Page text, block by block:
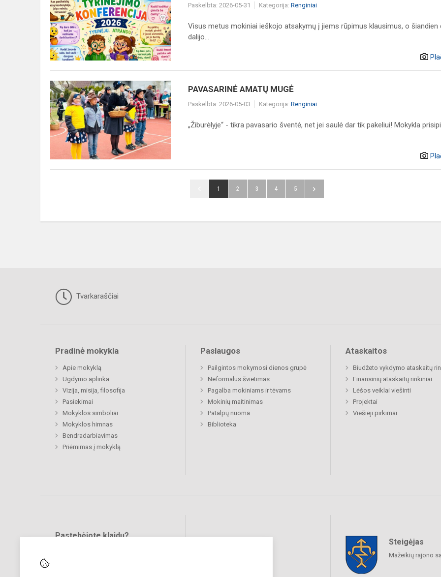
KONFERENCIJA
2026
Paskelbta: 2026-05-31 Kategorija: Renginiai
Visus metus mokiniai ieškojo atsakymų į jiems rūpimus klausimus, o šiandien
dalijo...
PAVASARINĖ
AMATŲ
MUGĖ
PAVASARINĖ AMATŲ MUGĖ
Paskelbta: 2026-05-03 Kategorija: Renginiai
„Žiburėlyje“ - tikra pavasario šventė, net jei saulė dar tik pakeliui! Mokykla
1 2 3 4 5
Tvarkaraščiai
Pradinė mokykla
Apie mokyklą
Ugdymo aplinka
Vizija, misija, filosofija
Pasiekimai
Mokyklos simboliai
Mokyklos himnas
Bendradarbiavimas
Priėmimas į mokyklą
Paslaugos
Pailgintos mokymosi dienos grupė
Neformalus švietimas
Pagalba mokiniams ir tėvams
Mokinių maitinimas
Patalpų nuoma
Biblioteka
Ataskaitos
Biudžeto vykdymo ataskaitų
Finansinių ataskaitų rinkiniai
Lėšos veiklai viešinti
Projektai
Viešieji pirkimai
Pastebėjote klaidų?
Steigėjas
Mažeikių rajono